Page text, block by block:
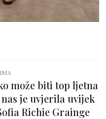
može biti top ljetna
je uvjerila uvijek
Richie Grainge